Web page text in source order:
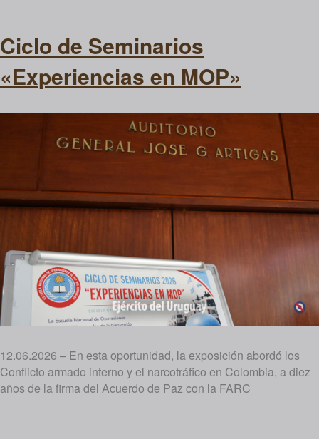
Ciclo de Seminarios
«Experiencias en MOP»
12.06.2026 – En esta oportunidad, la exposición abordó los
Conflicto armado interno y el narcotráfico en Colombia, a diez
años de la firma del Acuerdo de Paz con la FARC